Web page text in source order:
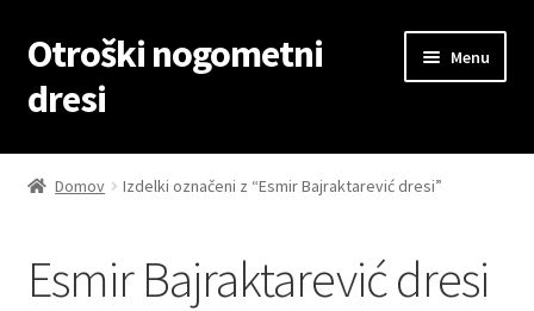
Skip
to
navigation
Skip
to
content
Otroški nogometni
dresi
Menu
Domov
Kontaktiraj nas
Domov Izdelki označeni z “Esmir Bajraktarević dresi”
Esmir Bajraktarević dresi